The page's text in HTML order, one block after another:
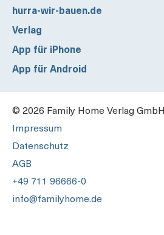
hurra-wir-bauen.de
Verlag
App für iPhone
App für Android
© 2026 Family Home Verlag GmbH
Impressum
Datenschutz
AGB
+49 711 96666-0
info@familyhome.de